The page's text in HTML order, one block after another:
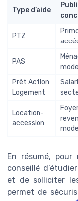
Type d’aide
PTZ
Primo
PAS
Prêt Action
Logement
Location-
accession
En résumé, pour
conseillé
et de solliciter
permet de